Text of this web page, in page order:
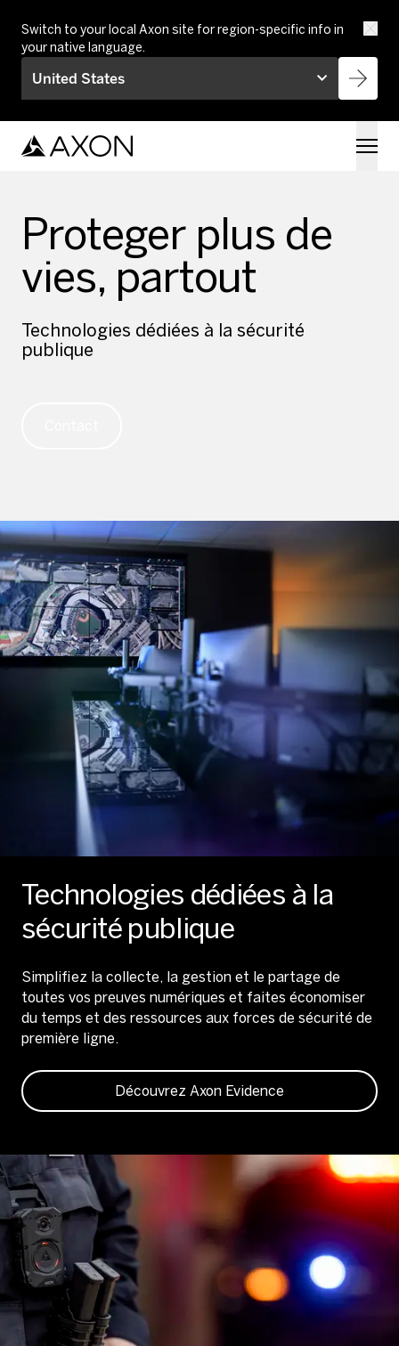
Switch to your local Axon site for region-specific info in
your native language.
United States
Proteger plus de
vies, partout
Technologies dédiées à la sécurité
publique
Technologies dédiées à la
sécurité publique
Simplifiez la collecte, la gestion et le partage de
toutes vos preuves numériques et faites économiser
du temps et des ressources aux forces de sécurité de
première ligne.
Découvrez Axon Evidence